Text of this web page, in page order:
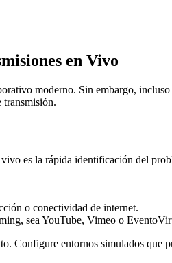
en Vivo
moderno. Sin embargo,
transmisión.
es la rápida identificación del
o conectividad de internet.
sea YouTube, Vimeo o
Configure entornos simulados